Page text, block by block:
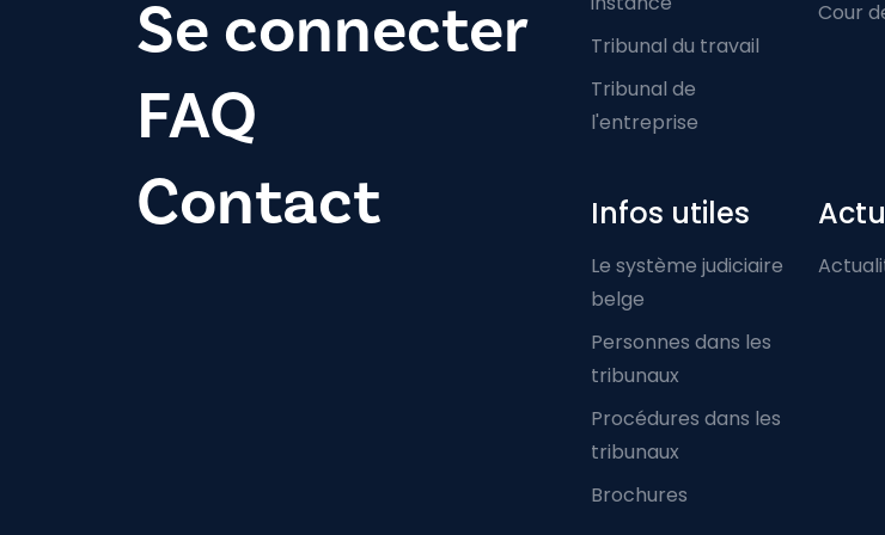
Se connecter
FAQ
Contact
Tribunal du travail
Tribunal de
l'entreprise
Cour
Infos utiles
Le système judiciaire
belge
Personnes dans les
tribunaux
Procédures dans les
tribunaux
Brochures